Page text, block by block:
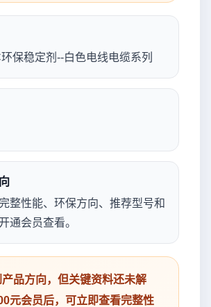
保稳定剂--白色电线电缆系列
整性能、环保方向、推荐型号和
通会员查看。
品方向，但关键资料还未解
元会员后，可立即查看完整性